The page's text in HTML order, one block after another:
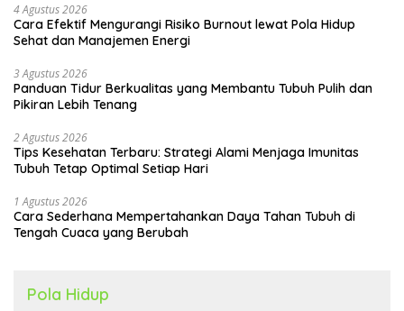
4 Agustus 2026
Cara Efektif Mengurangi Risiko Burnout lewat Pola Hidup
Sehat dan Manajemen Energi
3 Agustus 2026
Panduan Tidur Berkualitas yang Membantu Tubuh Pulih dan
Pikiran Lebih Tenang
2 Agustus 2026
Tips Kesehatan Terbaru: Strategi Alami Menjaga Imunitas
Tubuh Tetap Optimal Setiap Hari
1 Agustus 2026
Cara Sederhana Mempertahankan Daya Tahan Tubuh di
Tengah Cuaca yang Berubah
Pola Hidup